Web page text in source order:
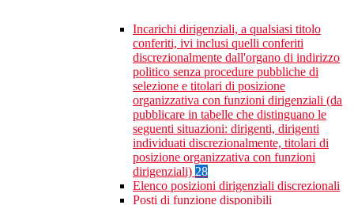
Incarichi dirigenziali, a qualsiasi titolo
conferiti, ivi inclusi quelli conferiti
discrezionalmente dall'organo di indirizzo
politico senza procedure pubbliche di
selezione e titolari di posizione
organizzativa con funzioni dirigenziali (da
pubblicare in tabelle che distinguano le
seguenti situazioni: dirigenti, dirigenti
individuati discrezionalmente, titolari di
posizione organizzativa con funzioni
dirigenziali) 28
Elenco posizioni dirigenziali discrezionali
Posti di funzione disponibili